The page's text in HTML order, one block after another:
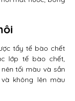
tẩy tế bào chết
lớp tế bào chết,
tối màu và sần
không lên màu